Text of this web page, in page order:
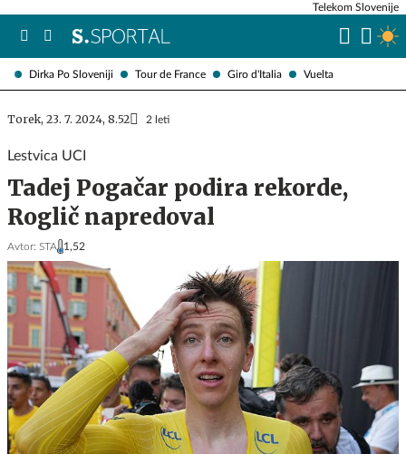
Dirka Po Sloveniji Tour de France Giro d'Italia Vuelta
Telekom Slovenije
Torek, 23. 7. 2024, 8.52 2 leti
Lestvica UCI
Tadej Pogačar podira rekorde,
Roglič napredoval
Avtor: STA 1,52